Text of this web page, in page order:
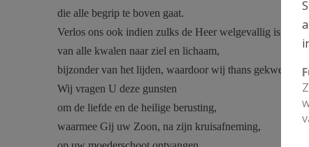
die alle begrip te boven gaat.
Verlos ons ook indien zulks de Heer welgevallig is,
van alle kwalen naar ziel en lichaam,
bijzonder van het lijden, waardoor wij thans gekweld
Wij vragen U deze gunsten
om de liefde en de heilige berusting,
waarmee Gij uw Zoon, na zijn kruisafneming,